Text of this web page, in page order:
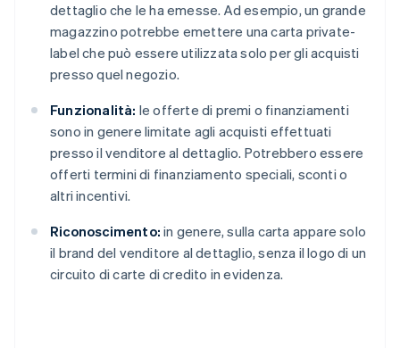
dettaglio che le ha emesse. Ad esempio, un grande
magazzino potrebbe emettere una carta private-
label che può essere utilizzata solo per gli acquisti
presso quel negozio.
Funzionalità: le offerte di premi o finanziamenti
sono in genere limitate agli acquisti effettuati
presso il venditore al dettaglio. Potrebbero essere
offerti termini di finanziamento speciali, sconti o
altri incentivi.
Riconoscimento: in genere, sulla carta appare solo
il brand del venditore al dettaglio, senza il logo di un
circuito di carte di credito in evidenza.